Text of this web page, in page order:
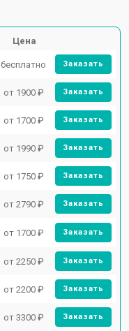
Цена
бесплатно Заказать
от 1900 ₽ Заказать
от 1700 ₽ Заказать
от 1990 ₽ Заказать
от 1750 ₽ Заказать
от 2790 ₽ Заказать
от 1700 ₽ Заказать
от 2250 ₽ Заказать
от 2200 ₽ Заказать
от 3300 ₽ Заказать